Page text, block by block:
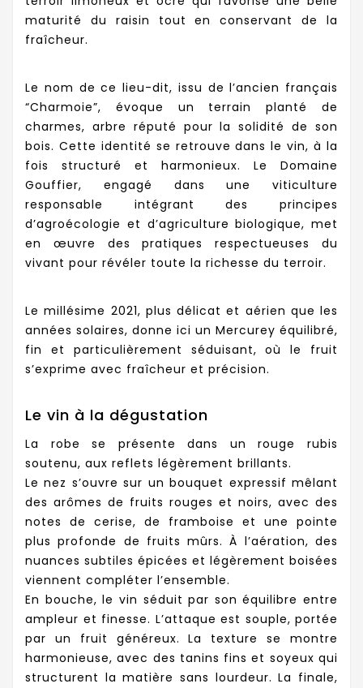
maturité du raisin tout en conservant de la
fraîcheur.
Le nom de ce lieu-dit, issu de l’ancien français
“Charmoie”, évoque un terrain planté de
charmes, arbre réputé pour la solidité de son
bois. Cette identité se retrouve dans le vin, à la
fois structuré et harmonieux. Le Domaine
Gouffier, engagé dans une viticulture
responsable intégrant des principes
d’agroécologie et d’agriculture biologique, met
en œuvre des pratiques respectueuses du
vivant pour révéler toute la richesse du terroir.
Le millésime 2021, plus délicat et aérien que les
années solaires, donne ici un Mercurey équilibré,
fin et particulièrement séduisant, où le fruit
s’exprime avec fraîcheur et précision.
Le vin à la dégustation
La robe se présente dans un rouge rubis
soutenu, aux reflets légèrement brillants.
Le nez s’ouvre sur un bouquet expressif mêlant
des arômes de fruits rouges et noirs, avec des
notes de cerise, de framboise et une pointe
plus profonde de fruits mûrs. À l’aération, des
nuances subtiles épicées et légèrement boisées
viennent compléter l’ensemble.
En bouche, le vin séduit par son équilibre entre
ampleur et finesse. L’attaque est souple, portée
par un fruit généreux. La texture se montre
harmonieuse, avec des tanins fins et soyeux qui
structurent la matière sans lourdeur. La finale,